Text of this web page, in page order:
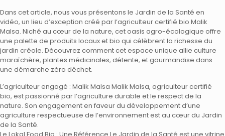
Dans cet article, nous vous présentons le Jardin de la Santé en
vidéo, un lieu d’exception créé par l’agriculteur certifié bio Malik
Malsa. Niché au cœur de la nature, cet oasis agro-écologique offre
une palette de produits locaux et bio qui célèbrent la richesse du
jardin créole. Découvrez comment cet espace unique allie culture
maraîchère, plantes médicinales, détente, et gourmandise dans
une démarche zéro déchet.
L’agriculteur engagé : Malik Malsa Malik Malsa, agriculteur certifié
bio, est passionné par l’agriculture durable et le respect de la
nature. Son engagement en faveur du développement d’une
agriculture respectueuse de l’environnement est au cœur du Jardin
de la Santé.